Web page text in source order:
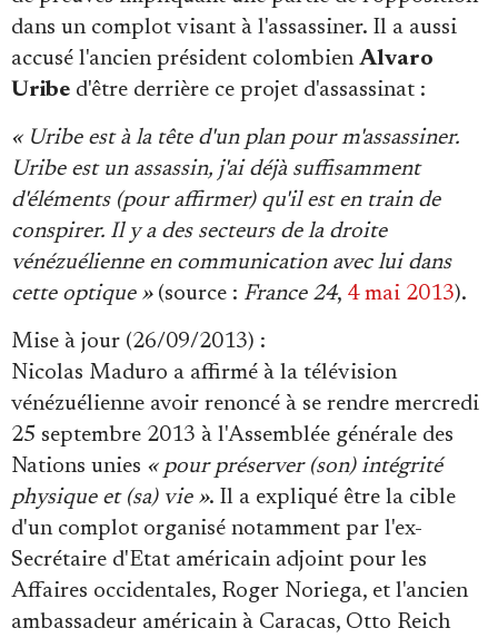
dans un complot visant à l'assassiner. Il a aussi
accusé l'ancien président colombien Alvaro
Uribe d'être derrière ce projet d'assassinat :
« Uribe est à la tête d'un plan pour m'assassiner.
Uribe est un assassin, j'ai déjà suffisamment
d'éléments (pour affirmer) qu'il est en train de
conspirer. Il y a des secteurs de la droite
vénézuélienne en communication avec lui dans
cette optique »(source : France 24, 4 mai 2013).
Mise à jour (26/09/2013) :
Nicolas Maduro a affirmé à la télévision
vénézuélienne avoir renoncé à se rendre mercredi
25 septembre 2013 à l'Assemblée générale des
Nations unies « pour préserver (son) intégrité
physique et (sa) vie ». Il a expliqué être la cible
d'un complot organisé notamment par l'ex-
Secrétaire d'Etat américain adjoint pour les
Affaires occidentales, Roger Noriega, et l'ancien
ambassadeur américain à Caracas, Otto Reich